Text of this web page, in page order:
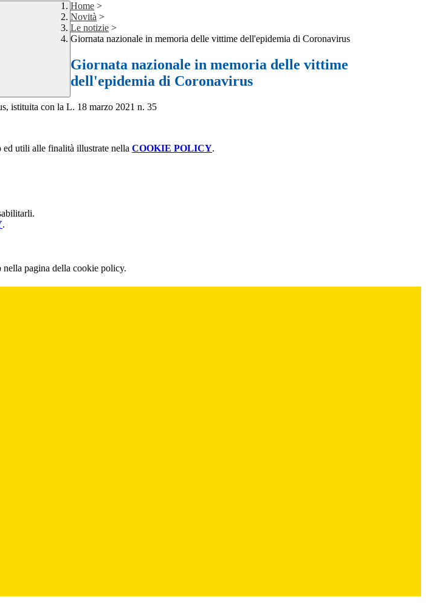
Home >
Novità >
Le notizie >
Giornata nazionale in memoria delle vittime dell'epidemia di Coronavirus
Giornata nazionale in memoria delle vittime
dell'epidemia di Coronavirus
istituita con la L. 18 marzo 2021 n. 35
ed utili alle finalità illustrate nella COOKIE POLICY.
.
nella pagina della cookie policy.